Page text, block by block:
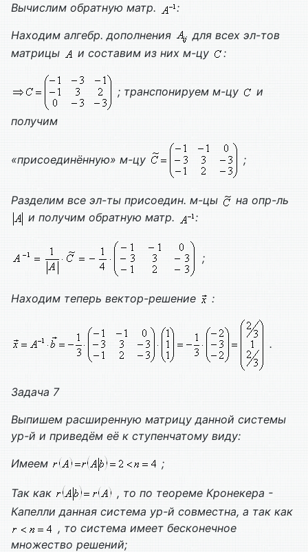
Вычислим обратную матр.
:
Находим алгебр. дополнения
для всех эл-тов
матрицы
и составим из них м-цу :
; транспонируем м-цу и
получим
«присоединённую» м-цу ;
Разделим все эл-ты присоедин. м-цы
на опр-ль
и получим обратную матр.
:
;
Находим теперь вектор-решение :
.
Задача 7
Выпишем расширенную матрицу данной системы
ур-й и приведём её к ступенчатому виду:
Имеем
;
Так как
, то по теореме Кронекера -
Капелли данная система ур-й совместна, а так как
, то система имеет бесконечное
множество решений;